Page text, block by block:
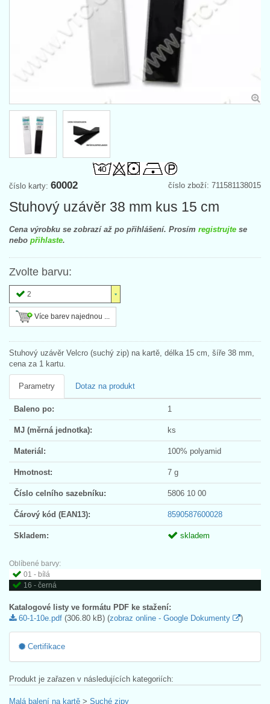
číslo zboží: 711581138015
číslo karty: 60002
Stuhový uzávěr 38 mm kus 15 cm
Cena výrobku se zobrazí až po přihlášení. Prosím registrujte se
nebo přihlaste.
Zvolte barvu:
2
Více barev najednou ...
Stuhový uzávěr Velcro (suchý zip) na kartě, délka 15 cm, šíře 38 mm,
cena za 1 kartu.
Parametry Dotaz na produkt
Baleno po: 1
MJ (měrná jednotka): ks
Materiál: 100% polyamid
Hmotnost: 7 g
Číslo celního sazebníku: 5806 10 00
Čárový kód (EAN13): 8590587600028
Skladem: skladem
Oblíbené barvy:
01 - bílá
16 - černá
Katalogové listy ve formátu PDF ke stažení:
60-1-10e.pdf (306.80 kB) (zobraz online - Google Dokumenty )
Certifikace
Produkt je zařazen v následujících kategoriích:
Malá balení na kartě > Suché zipy